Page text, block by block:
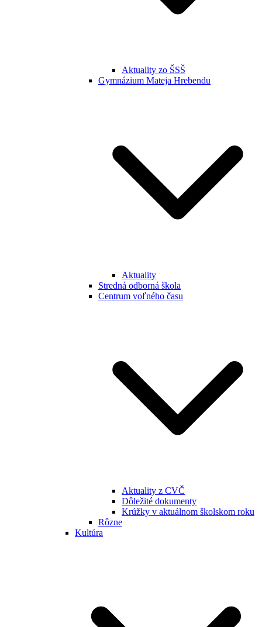
Aktuality zo ŠSŠ
Gymnázium Mateja Hrebendu
Aktuality
Stredná odborná škola
Centrum voľného času
Aktuality z CVČ
Dôležité dokumenty
Krúžky v aktuálnom školskom roku
Rôzne
Kultúra